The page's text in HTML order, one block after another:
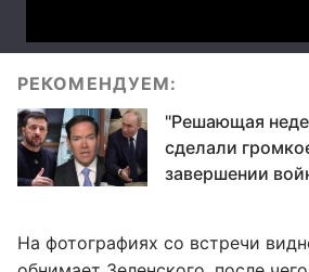
РЕКОМЕНДУЕМ:
"Решающая
сделали
завершении
На фотографиях со встречи